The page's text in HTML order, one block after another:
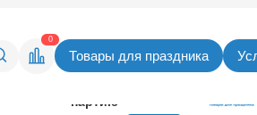
0
Товары для праздника
Вернуться в раздел ЕУТ 18"
24,50
руб. за шт
партию